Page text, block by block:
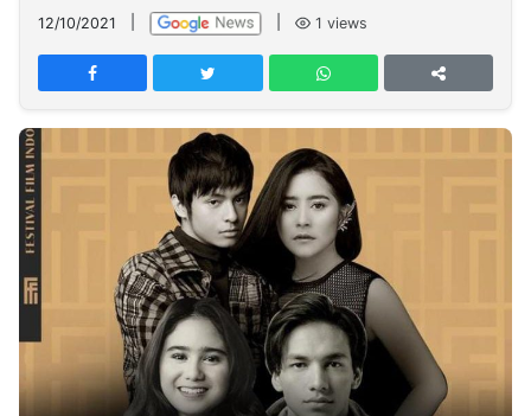
Network
PT
TREETAN
INDONESIA
Partner
Insight
NTB
Suara
Time
Lens
IDN
Daily
Jogja
Jalan
Rakyat
Idealita
News
Kita
Notice
Dinamikapost.com
Radar
Baru
Seedbacklink
Kabarbaru
12/10/2021 1 views